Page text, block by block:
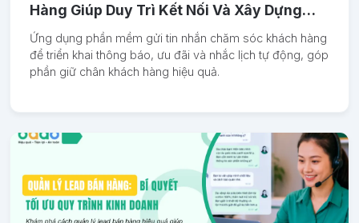
Hàng Giúp Duy Trì Kết Nối Và Xây Dựng
Lòng Tin
Ứng dụng phần mềm gửi tin nhắn chăm sóc khách hàng
để triển khai thông báo, ưu đãi và nhắc lịch tự động, góp
phần giữ chân khách hàng hiệu quả.